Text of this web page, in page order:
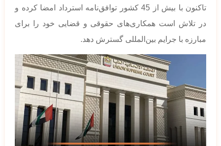
تاکنون با بیش از 45 کشور توافق‌نامه استرداد امضا کرده و
در تلاش است همکاری‌های حقوقی و قضایی خود را برای
مبارزه با جرایم بین‌المللی گسترش دهد.